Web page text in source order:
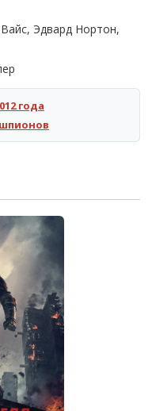
Эдвард Нортон,
года